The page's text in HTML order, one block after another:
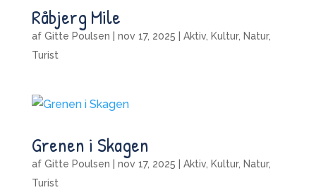
Råbjerg Mile
af Gitte Poulsen nov 17, 2025 Aktiv, Kultur, Natur,
Turist
Grenen i Skagen
af Gitte Poulsen nov 17, 2025 Aktiv, Kultur, Natur,
Turist